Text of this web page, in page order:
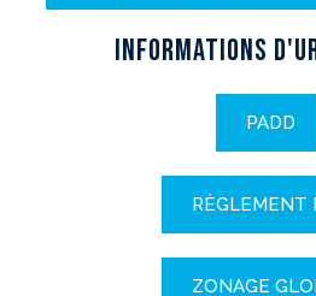
Informations
PADD
RÈGLEMENT
ZONAGE